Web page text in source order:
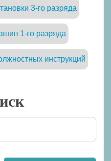
3-го разряда
1-го разряда
инструкций